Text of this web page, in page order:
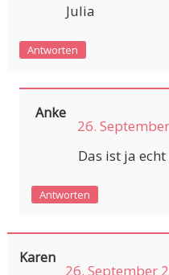
Julia
Antworten
Anke
26.
Das ist ja echt
Antworten
Karen
26. September